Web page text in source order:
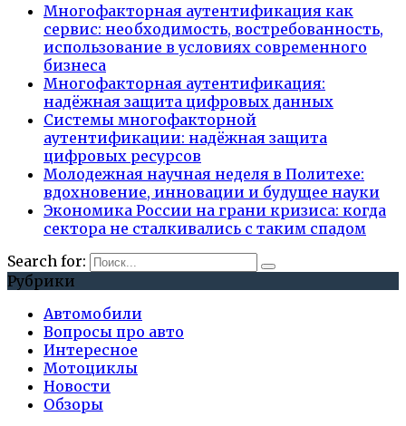
Многофакторная аутентификация как
сервис: необходимость, востребованность,
использование в условиях современного
бизнеса
Многофакторная аутентификация:
надёжная защита цифровых данных
Системы многофакторной
аутентификации: надёжная защита
цифровых ресурсов
Молодежная научная неделя в Политехе:
вдохновение, инновации и будущее науки
Экономика России на грани кризиса: когда
сектора не сталкивались с таким спадом
Search for:
Рубрики
Автомобили
Вопросы про авто
Интересное
Мотоциклы
Новости
Обзоры